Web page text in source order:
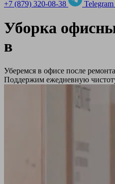
+7 (879) 320-08-38 Telegram
Уборка
в
Уберемся в офисе после
Поддержим ежедневную